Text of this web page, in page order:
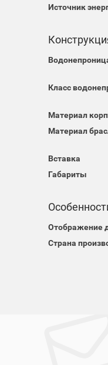
Источник
Класс
Материал
Материал
Вставка
Габариты
Отображение
Страна